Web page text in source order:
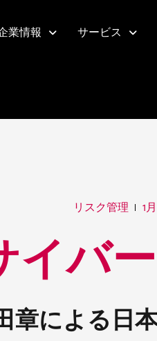
業情報 サービス
リスク管理 1
イバ
章による⽇